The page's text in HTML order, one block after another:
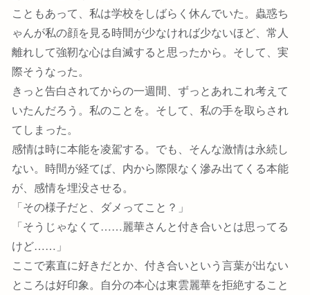
こともあって、私は学校をしばらく休んでいた。蟲惑ち
ゃんが私の顔を見る時間が少なければ少ないほど、常人
離れして強靭な心は自滅すると思ったから。そして、実
際そうなった。
きっと告白されてからの一週間、ずっとあれこれ考えて
いたんだろう。私のことを。そして、私の手を取らされ
てしまった。
感情は時に本能を凌駕する。でも、そんな激情は永続し
ない。時間が経てば、内から際限なく滲み出てくる本能
が、感情を埋没させる。
「その様子だと、ダメってこと？」
「そうじゃなくて……麗華さんと付き合いとは思ってる
けど……」
ここで素直に好きだとか、付き合いという言葉が出ない
ところは好印象。自分の本心は東雲麗華を拒絶すること